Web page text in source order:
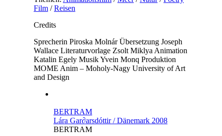
Film/Reisen
Credits
Sprecherin Piroska Molnár Übersetzung Joseph
Wallace Literaturvorlage Zsolt Miklya Animation
Katalin Egely MusikYvein Monq Produktion
MOME Anim – Moholy-Nagy University of Art
and Design
BERTRAM
Lára Gar∂arsdóttir / Dänemark 2008
BERTRAM